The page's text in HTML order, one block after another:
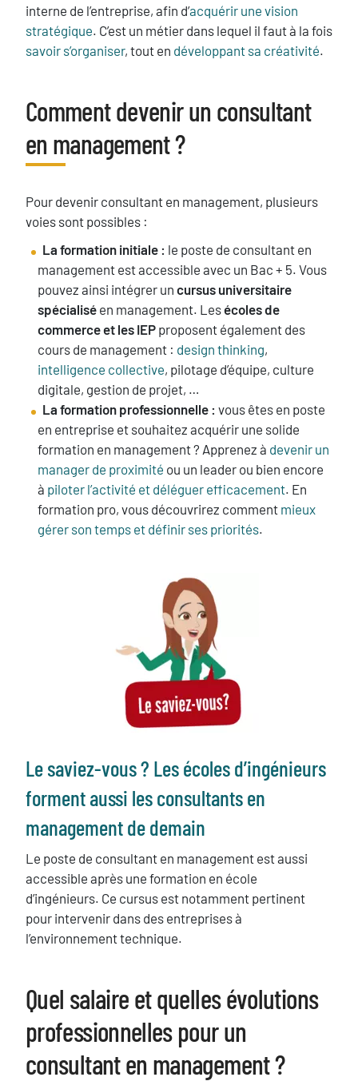
interne de l’entreprise, afin d’acquérir une vision
stratégique. C’est un métier dans lequel il faut à la fois
savoir s’organiser, tout en développant sa créativité.
Titre
Comment devenir un consultant
en management ?
Texte
Pour devenir consultant en management, plusieurs
voies sont possibles :
La formation initiale : le poste de consultant en
management est accessible avec un Bac + 5. Vous
pouvez ainsi intégrer un cursus universitaire
spécialisé en management. Lesécoles de
commerce et les IEP proposent également des
cours de management : design thinking,
intelligence collective, pilotage d’équipe, culture
digitale, gestion de projet, …
La formation professionnelle : vous êtes en poste
en entreprise et souhaitez acquérir une solide
formation en management ? Apprenez à devenir un
manager de proximité ou un leader ou bien encore
à piloter l’activité et déléguer efficacement. En
formation pro, vous découvrirez comment mieux
gérer son temps et définir ses priorités.
Texte
Le saviez-vous ? Les écoles d’ingénieurs
forment aussi les consultants en
management de demain
Le poste de consultant en management est aussi
accessible après une formation en école
d’ingénieurs. Ce cursus est notamment pertinent
pour intervenir dans des entreprises à
l’environnement technique.
Titre
Quel salaire et quelles évolutions
professionnelles pour un
consultant en management ?